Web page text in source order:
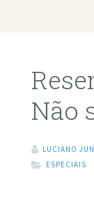
Não
LUCIANO
ESPECIAIS